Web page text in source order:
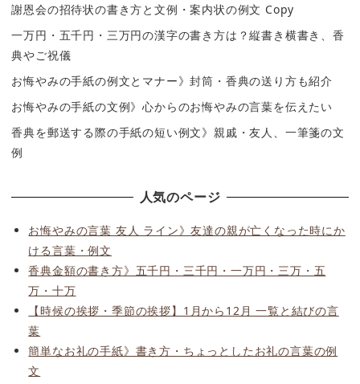
謝恩会の招待状の書き方と文例・案内状の例文 Copy
一万円・五千円・三万円の漢字の書き方は？縦書き横書き、香
典やご祝儀
お悔やみの手紙の例文とマナー》封筒・香典の送り方も紹介
お悔やみの手紙の文例》心からのお悔やみの言葉を伝えたい
香典を郵送する際の手紙の短い例文》親戚・友人、一筆箋の文
例
人気のページ
お悔やみの言葉 友人 ライン》友達の親が亡くなった時にか
ける言葉・例文
香典金額の書き方》五千円・三千円・一万円・三万・五
万・十万
【時候の挨拶・季節の挨拶】1月から12月 一覧と結びの言
葉
簡単なお礼の手紙》書き方・ちょっとしたお礼の言葉の例
文